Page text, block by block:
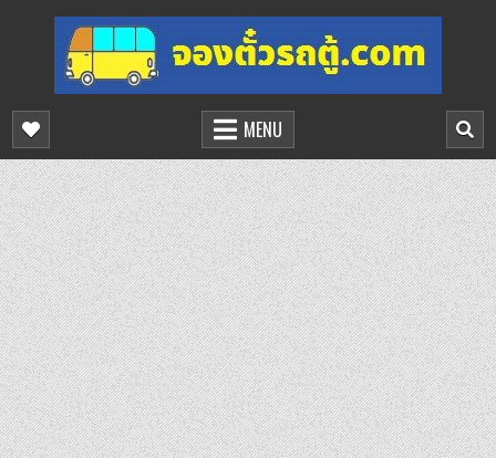
content
จองตั๋วรถตู้ออนไลน์
บริการจองตั๋วรถตู้ออนไลน์
MENU